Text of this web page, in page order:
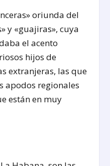
oriunda del
y «guajiras», cuya
el acento
hijos de
extranjeras, las que
apodos regionales
están en muy